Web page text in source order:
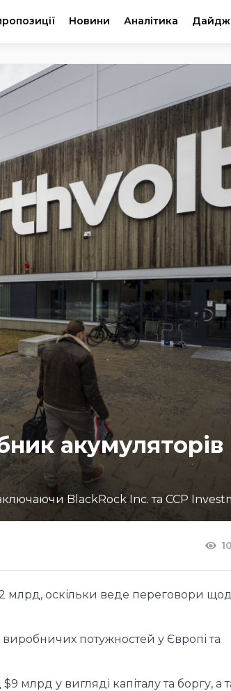
Новини Аналітика
акумуляторів
BlackRock Inc. та CCP
млрд, оскільки веде переговори
потужностей у Європі та
млрд у вигляді капіталу та боргу, а